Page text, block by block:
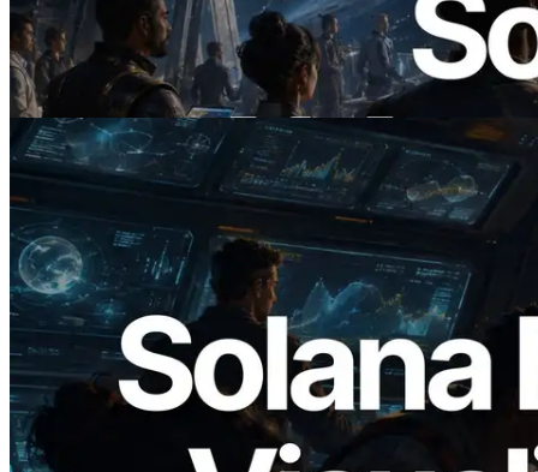
RPC — Het Tijdperk Waarin AI Agents
On Demand Voor API's Betalen
Lees dit artikel
2026.05.24
Validators Solutions lanceert Solana